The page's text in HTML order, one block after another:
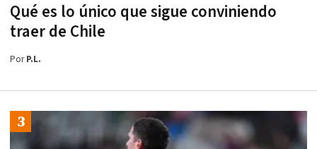
Qué es lo único que sigue conviniendo
traer de Chile
PorP.L.